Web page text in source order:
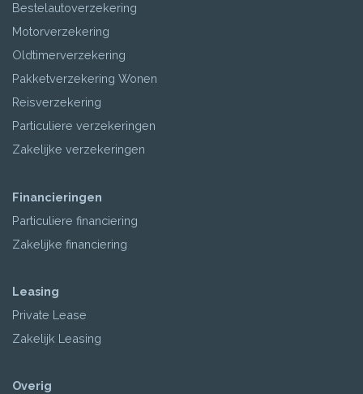
Bestelautoverzekering
Motorverzekering
Oldtimerverzekering
Pakketverzekering Wonen
Reisverzekering
Particuliere verzekeringen
Zakelijke verzekeringen
Financieringen
Particuliere financiering
Zakelijke financiering
Leasing
Private Lease
Zakelijk Leasing
Overig